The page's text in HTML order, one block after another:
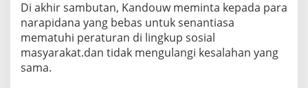
Di akhir sambutan, Kandouw meminta kepada para
narapidana yang bebas untuk senantiasa
mematuhi peraturan di lingkup sosial
masyarakat.dan tidak mengulangi kesalahan yang
sama.